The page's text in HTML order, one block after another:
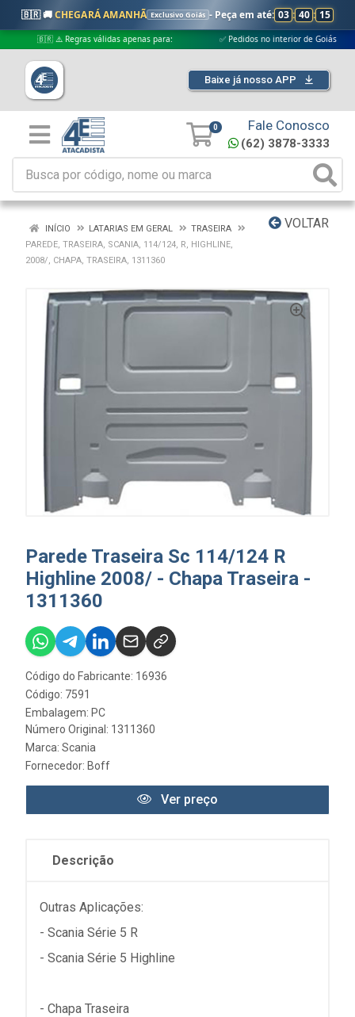
🇧🇷 🚚CHEGARÁ AMANHÃ Exclusivo Goiás - Peça em até: 03 : 40 : 14
🇧🇷 ⚠️ Regras válidas apenas para: ✅ Pedidos no interior de Goiás
Baixe já nosso APP
0 Fale Conosco
(62) 3878-3333
VOLTAR
INÍCIO LATARIAS EM GERAL
TRASEIRA
PAREDE, TRASEIRA, SCANIA, 114/124, R, HIGHLINE,
2008/, CHAPA, TRASEIRA, 1311360
Parede Traseira Sc 114/124 R
Highline 2008/ - Chapa Traseira -
1311360
Código do Fabricante: 16936
Código: 7591
Embalagem: PC
Número Original: 1311360
Marca: Scania
Fornecedor: Boff
Ver preço
Descrição
Outras Aplicações:
- Scania Série 5 R
- Scania Série 5 Highline
- Chapa Traseira